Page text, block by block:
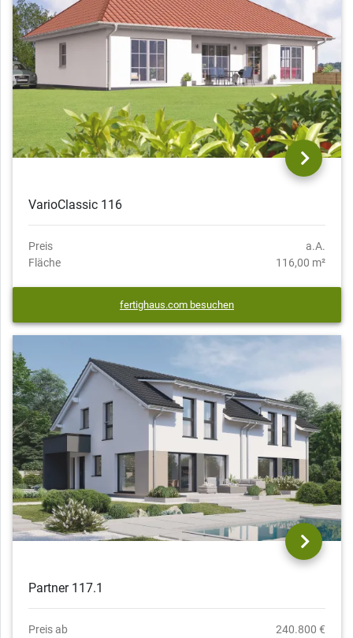
VarioClassic 116
Preis
a.A.
Fläche
116,00 m²
fertighaus.com besuchen
Partner 117.1
Preis ab
240.800 €